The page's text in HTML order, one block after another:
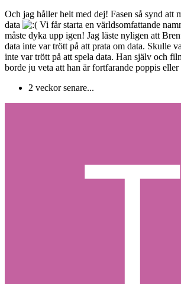
Och jag håller helt med dej! Fasen så synd att
data
Vi får starta en världsomfattande
måste dyka upp igen! Jag läste nyligen att
data inte var trött på att prata om data. Skulle
inte var trött på att spela data. Han själv och
borde ju veta att han är fortfarande poppis
2 veckor senare...